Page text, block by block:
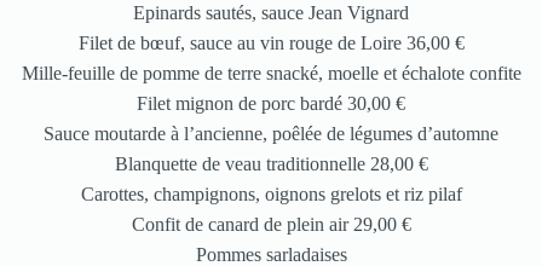
Epinards sautés, sauce Jean Vignard
Filet de bœuf, sauce au vin rouge de Loire 36,00 €
Mille-feuille de pomme de terre snacké, moelle et échalote confite
Filet mignon de porc bardé 30,00 €
Sauce moutarde à l’ancienne, poêlée de légumes d’automne
Blanquette de veau traditionnelle 28,00 €
Carottes, champignons, oignons grelots et riz pilaf
Confit de canard de plein air 29,00 €
Pommes sarladaises